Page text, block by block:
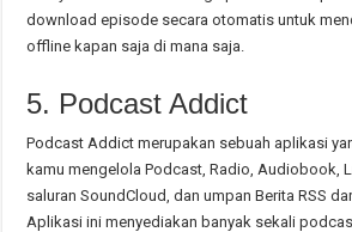
download episode secara otomatis untuk
offline kapan saja di mana saja.
5. Podcast Addict
Podcast Addict merupakan sebuah aplikasi
kamu mengelola Podcast, Radio, Audiobook,
saluran SoundCloud, dan umpan Berita RSS
Aplikasi ini menyediakan banyak sekali